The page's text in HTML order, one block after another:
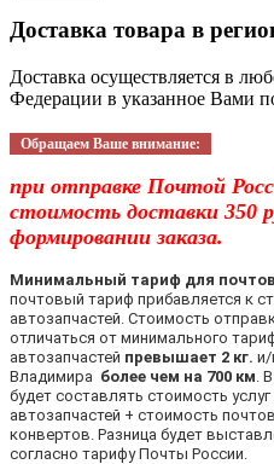
Доставка товара в
Доставка осуществляется в
Федерации в указанное Вами
Обращаем Ваше внимание:
при отправке Почтой
стоимость доставки 350
формировании заказа.
Минимальный тариф для
почтовый тариф прибавляется к
автозапчастей. Стоимость
отличаться от минимального
автозапчастей превышает 2 кг. и/
Владимира более чем на 700 км .
будет составлять стоимость
автозапчастей + стоимость
конвертов. Разница будет
согласно тарифу Почты России.